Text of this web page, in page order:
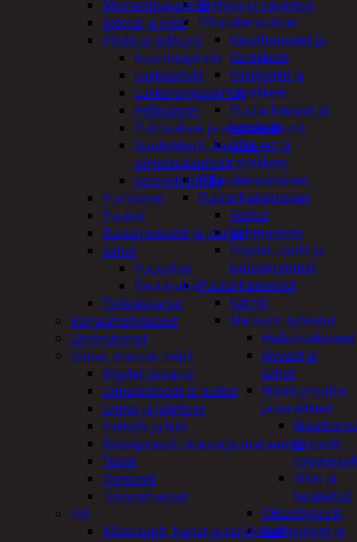
Grillaus ja savustus
Piharakennukset
Kasvihuoneet ja
tarvikkeet
Paviljonkit ja
tarvikkeet
Puutarhavajat ja
katokset
Ulko-wc ja
tarvikkeet
Piharakentaminen
Puutarhakalusteet
Keinut
Pehmusteet
Pöydät, tuolit ja
kalusteryhmät
Puutarhakoneet
Kärryt
Metsurin työkalut
Halkomakoneet
Kirveet ja
sahat
Moottorisahat
ja tarvikkeet
ja
Viilat ja
teräketjut
Oksasilppurit
Tukkisakset ja
Momenttiavaimet
Nitojat ja niitit
Pihdit ja leikkurit
Kuorintapihdit
Lukkopihdit
Lukkorengaspihdit
Peltisakset
Pulttisakset ja voimaleikkurit
Sivuleikkurit, kärki ja-
siirtoleukapihdit
vetoniittipihdit
Puristimet
Puukot
Ruuvimeisselit ja -sarjat
Sahat
Puusahat
Rautasahat
Työkalusarjat
Korjaamotyökalut
Lämmittimet
Liimat, massat, teipit
Köydet ja narut
Liimapistoolit ja puikot
Liimat ja lukitteet
Pakkelit ja kitit
Rasvaprässit, massa ja uretaanipistoolit
Teipit
Tiivisteet
Tiivistemassat
LVI
Allaskaapit, hanat ja tarvikkeet